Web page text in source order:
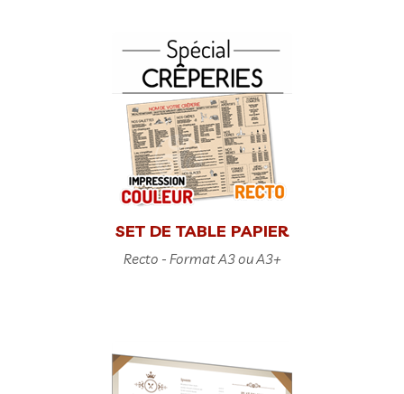
SET DE TABLE PAPIER
Recto - Format A3 ou A3+